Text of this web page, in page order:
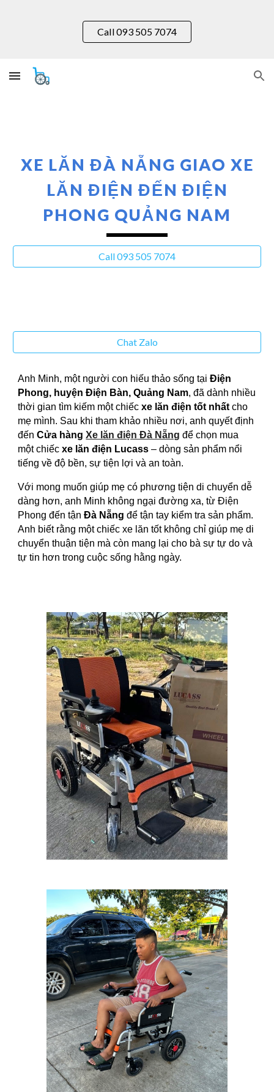
Skip to main content Skip to navigation
Call 093 505 7074
XE LĂN ĐÀ NẴNG GIAO XE
LĂN ĐIỆN ĐẾN ĐIỆN
PHONG QUẢNG NAM
Call 093 505 7074
Chat Zalo
Anh Minh, một người con hiếu thảo sống tạiĐiện
Phong, huyện Điện Bàn, Quảng Nam, đã dành nhiều
thời gian tìm kiếm một chiếcxe lăn điện tốt nhất cho
mẹ mình. Sau khi tham khảo nhiều nơi, anh quyết định
đếnCửa hàngXe lăn điện Đà Nẵng để chọn mua
một chiếcxe lăn điện Lucass – dòng sản phẩm nổi
tiếng về độ bền, sự tiện lợi và an toàn.
Với mong muốn giúp mẹ có phương tiện di chuyển dễ
dàng hơn, anh Minh không ngại đường xa, từ Điện
Phong đến tậnĐà Nẵng để tận tay kiểm tra sản phẩm.
Anh biết rằng một chiếc xe lăn tốt không chỉ giúp mẹ di
chuyển thuận tiện mà còn mang lại cho bà sự tự do và
tự tin hơn trong cuộc sống hằng ngày.